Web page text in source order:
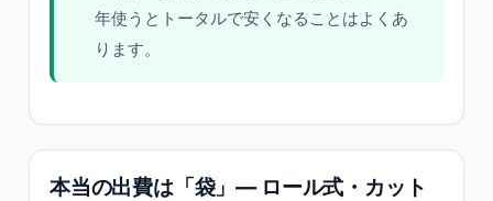
年使うとトータルで安くなることはよくあ
ります。
本当の出費は「袋」— ロール式・カット